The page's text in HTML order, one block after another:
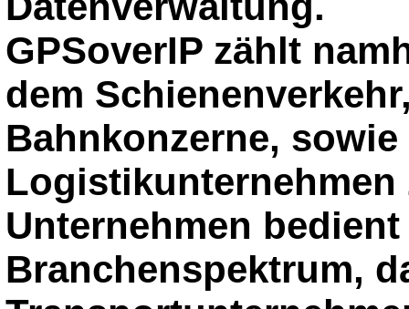
GPSoverIP zählt
dem
Bahnkonzerne,
Logistikunternehmen
Unternehmen
Branchenspektrum,